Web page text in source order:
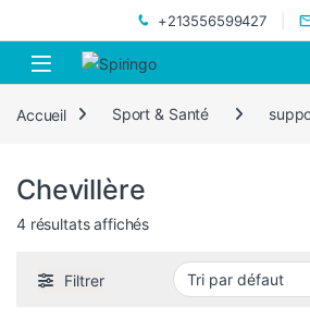
+213556599427
Accueil Sport & Santé
Chevillère
4 résultats affichés
Filtrer